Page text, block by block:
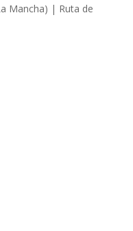
Mancha) | Ruta de